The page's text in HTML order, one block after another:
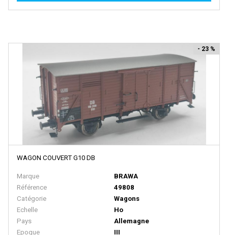
FB SYSTEMS
FERRO TRAIN
FLEISCHMANN
FR
FRADIS - Marque Disparue, Finition Années 70
FRANCE TRAINS - Marque Disparue
WAGON COUVERT G10 DB
Marque
BRAWA
Référence
49808
Catégorie
Wagons
Echelle
Ho
Pays
Allemagne
Epoque
III
- 23 %